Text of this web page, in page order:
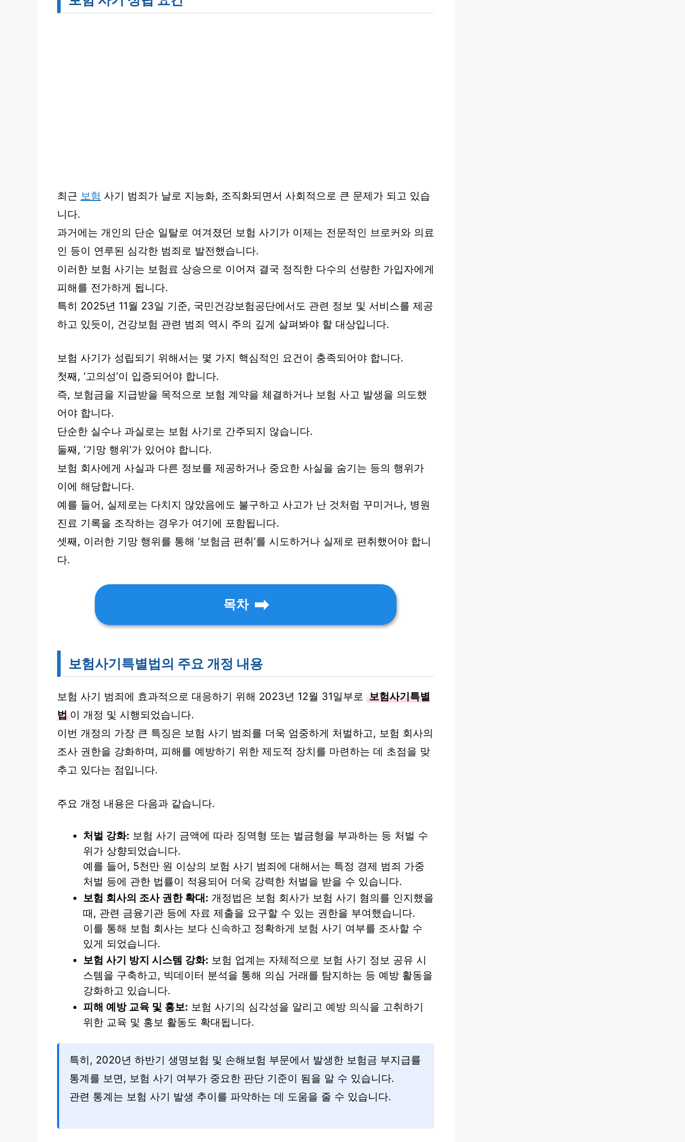
최근 보험 사기 범죄가 날로 지능화, 조직화되면서 사회적으로 큰 문제가 되고 있습
니다.
과거에는 개인의 단순 일탈로 여겨졌던 보험 사기가 이제는 전문적인 브로커와 의료
인 등이 연루된 심각한 범죄로 발전했습니다.
이러한 보험 사기는 보험료 상승으로 이어져 결국 정직한 다수의 선량한 가입자에게
피해를 전가하게 됩니다.
특히 2025년 11월 23일 기준, 국민건강보험공단에서도 관련 정보 및 서비스를 제공
하고 있듯이, 건강보험 관련 범죄 역시 주의 깊게 살펴봐야 할 대상입니다.
보험 사기가 성립되기 위해서는 몇 가지 핵심적인 요건이 충족되어야 합니다.
첫째, ‘고의성’이 입증되어야 합니다.
즉, 보험금을 지급받을 목적으로 보험 계약을 체결하거나 보험 사고 발생을 의도했
어야 합니다.
단순한 실수나 과실로는 보험 사기로 간주되지 않습니다.
둘째, ‘기망 행위’가 있어야 합니다.
보험 회사에게 사실과 다른 정보를 제공하거나 중요한 사실을 숨기는 등의 행위가
이에 해당합니다.
예를 들어, 실제로는 다치지 않았음에도 불구하고 사고가 난 것처럼 꾸미거나, 병원
진료 기록을 조작하는 경우가 여기에 포함됩니다.
셋째, 이러한 기망 행위를 통해 ‘보험금 편취’를 시도하거나 실제로 편취했어야 합니
다.
목차
보험사기특별법의 주요 개정 내용
보험 사기 범죄에 효과적으로 대응하기 위해 2023년 12월 31일부로 보험사기특별
법 이 개정 및 시행되었습니다.
이번 개정의 가장 큰 특징은 보험 사기 범죄를 더욱 엄중하게 처벌하고, 보험 회사의
조사 권한을 강화하며, 피해를 예방하기 위한 제도적 장치를 마련하는 데 초점을 맞
추고 있다는 점입니다.
주요 개정 내용은 다음과 같습니다.
처벌 강화: 보험 사기 금액에 따라 징역형 또는 벌금형을 부과하는 등 처벌 수
위가 상향되었습니다.
예를 들어, 5천만 원 이상의 보험 사기 범죄에 대해서는 특정 경제 범죄 가중
처벌 등에 관한 법률이 적용되어 더욱 강력한 처벌을 받을 수 있습니다.
보험 회사의 조사 권한 확대: 개정법은 보험 회사가 보험 사기 혐의를 인지했을
때, 관련 금융기관 등에 자료 제출을 요구할 수 있는 권한을 부여했습니다.
이를 통해 보험 회사는 보다 신속하고 정확하게 보험 사기 여부를 조사할 수
있게 되었습니다.
보험 사기 방지 시스템 강화: 보험 업계는 자체적으로 보험 사기 정보 공유 시
스템을 구축하고, 빅데이터 분석을 통해 의심 거래를 탐지하는 등 예방 활동을
강화하고 있습니다.
피해 예방 교육 및 홍보: 보험 사기의 심각성을 알리고 예방 의식을 고취하기
위한 교육 및 홍보 활동도 확대됩니다.
특히, 2020년 하반기 생명보험 및 손해보험 부문에서 발생한 보험금 부지급률
통계를 보면, 보험 사기 여부가 중요한 판단 기준이 됨을 알 수 있습니다.
관련 통계는 보험 사기 발생 추이를 파악하는 데 도움을 줄 수 있습니다.